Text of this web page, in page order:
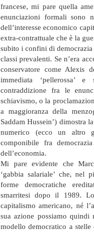
francese, mi pare quella
enunciazioni formali sono
dell’interesse economico
extra-contrattuale che è la
subito i confini di
classi prevalenti. Se n’era
conservatore come Alexis
immediata ‘pellerossa’
contraddizione fra le
schiavismo, o la
a maggioranza della
Saddam Hussein’) dimostra
numerico (ecco un altro
componibile fra
dell’economia.
Mi pare evidente che
‘gabbia salariale’ che, nel
forme democratiche
smarritesi dopo il 1989.
capitalismo americano, né
sua azione possiamo quindi
modello democratico a